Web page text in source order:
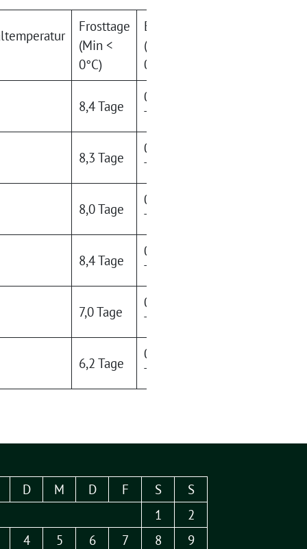
Frosttage
(Min <
0°C)
Eistage
(Max <
0°C)
8,4 Tage
0,1
Tage
8,3 Tage
0,4
Tage
8,0 Tage
0,6
Tage
8,4 Tage
0,6
Tage
7,0 Tage
0,3
Tage
6,2 Tage
0,1
Tage
D M D F S
S
1
2
4 5 6 7 8
9